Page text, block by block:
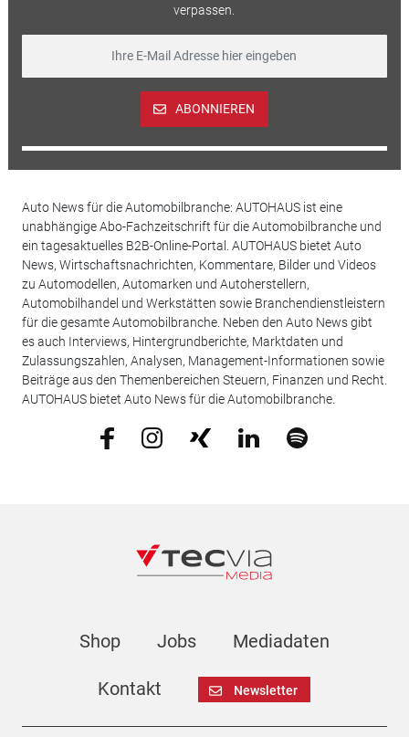
verpassen.
ABONNIEREN
Auto News für die Automobilbranche: AUTOHAUS ist eine
unabhängige Abo-Fachzeitschrift für die Automobilbranche und
ein tagesaktuelles B2B-Online-Portal. AUTOHAUS bietet Auto
News, Wirtschaftsnachrichten, Kommentare, Bilder und Videos
zu Automodellen, Automarken und Autoherstellern,
Automobilhandel und Werkstätten sowie Branchendienstleistern
für die gesamte Automobilbranche. Neben den Auto News gibt
es auch Interviews, Hintergrundberichte, Marktdaten und
Zulassungszahlen, Analysen, Management-Informationen sowie
Beiträge aus den Themenbereichen Steuern, Finanzen und Recht.
AUTOHAUS bietet Auto News für die Automobilbranche.
Shop Jobs Mediadaten
Kontakt Newsletter